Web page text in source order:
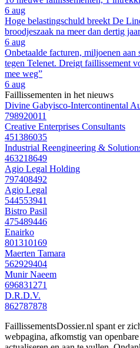
6 aug
Hoge belastingschuld breekt De
broodjeszaak na meer dan dertig
6 aug
Onbetaalde facturen, miljoenen aan
tegen Telenet. Dreigt faillissement
mee weg”
6 aug
Faillissementen in het nieuws
Divine Gabyisco-Intercontinental
798920011
Creative Enterprises Consultants
451386035
Industrial Reengineering &
463218649
Agio Legal Holding
797408492
Agio Legal
544553941
Bistro Pasil
475489446
Enairko
801310169
Maerten Tamara
562929404
Munir Naeem
696831271
D.R.D.V.
862787878
FaillissementsDossier.nl spant er
webpagina, afkomstig van